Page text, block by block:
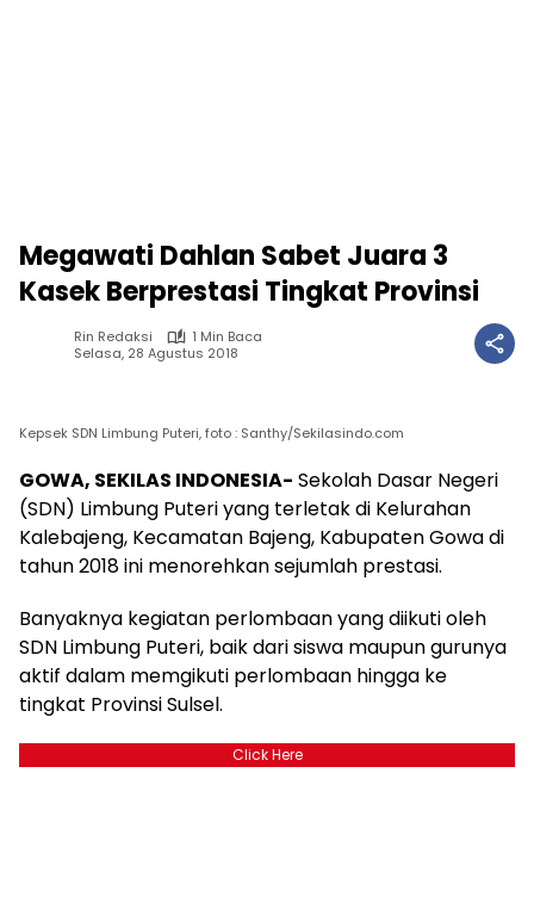
Megawati Dahlan Sabet Juara 3
Kasek Berprestasi Tingkat Provinsi
Rin Redaksi
1 Min Baca
Selasa, 28 Agustus 2018
Kepsek SDN Limbung Puteri, foto : Santhy/Sekilasindo.com
GOWA, SEKILAS INDONESIA- Sekolah Dasar Negeri
(SDN) Limbung Puteri yang terletak di Kelurahan
Kalebajeng, Kecamatan Bajeng, Kabupaten Gowa di
tahun 2018 ini menorehkan sejumlah prestasi.
Banyaknya kegiatan perlombaan yang diikuti oleh
SDN Limbung Puteri, baik dari siswa maupun gurunya
aktif dalam memgikuti perlombaan hingga ke
tingkat Provinsi Sulsel.
Click Here